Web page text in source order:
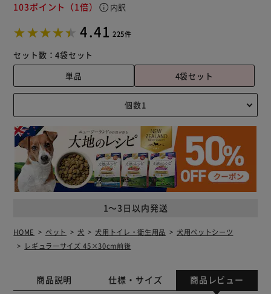
103ポイント （1倍） info 内訳
4.41 225件
セット数：4袋セット
単品
4袋セット
1～3日以内発送
HOME ペット 犬 犬用トイレ・衛生用品
犬用ペットシーツ
レギュラーサイズ 45×30cm前後
商品説明 仕様・サイズ 商品レビュー